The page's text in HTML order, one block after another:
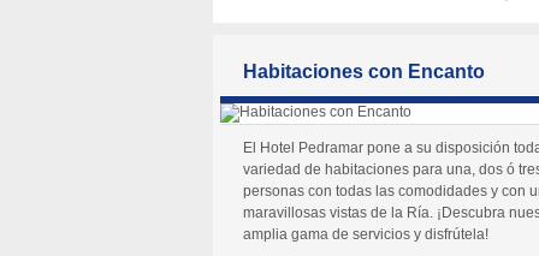
Habitaciones con Encanto
El Hotel Pedramar pone a su disposición
variedad de habitaciones para una, dos ó
personas con todas las comodidades y con
maravillosas vistas de la Ría. ¡Descubra
amplia gama de servicios y disfrútela!